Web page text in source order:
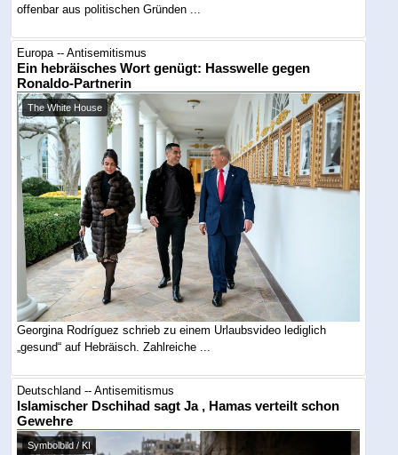
offenbar aus politischen Gründen ...
Europa -- Antisemitismus
Ein hebräisches Wort genügt: Hasswelle gegen
Ronaldo-Partnerin
The White House
Georgina Rodríguez schrieb zu einem Urlaubsvideo lediglich
„gesund“ auf Hebräisch. Zahlreiche ...
Deutschland -- Antisemitismus
Islamischer Dschihad sagt Ja , Hamas verteilt schon
Gewehre
Symbolbild / KI